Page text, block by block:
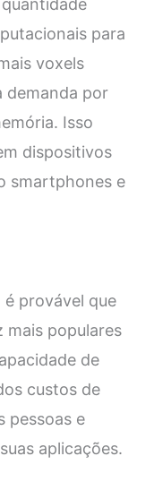
para
voxels
demanda por
Isso
dispositivos
smartphones e
provável que
mais populares
de
custos de
pessoas e
aplicações.